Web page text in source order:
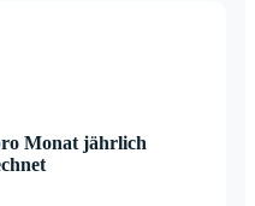
Monat jährlich